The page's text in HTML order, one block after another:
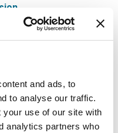
and ads, to
to analyse our traffic.
your use of our site with
analytics partners who
har beslut om
under
godkännande
bolagsstämma